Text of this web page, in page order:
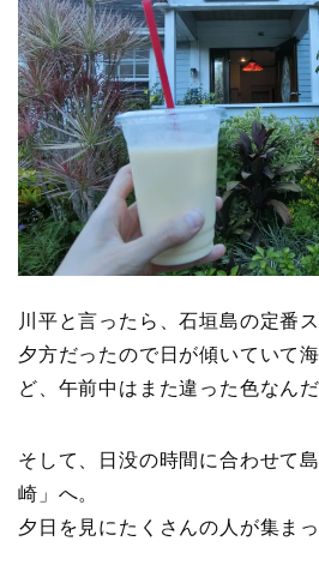
川平と言ったら、石垣島の定番
夕方だったので日が傾いていて
ど、午前中はまた違った色なんだ
そして、日没の時間に合わせて
崎」へ。
夕日を見にたくさんの人が集まっ